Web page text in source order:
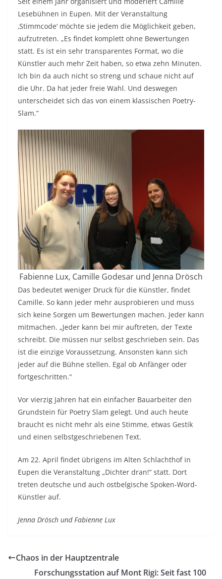
Lesebühnen in Eupen. Mit der Veranstaltung
‚Stimmcode‘ möchte sie jedem die Möglichkeit geben,
aufzutreten. „Es findet komplett ohne Bewertungen
statt. Es ist ein sehr transparentes Format, wo die
Künstler auch mehr Zeit haben, so etwa zehn Minuten.
Ich bin da auch nicht so streng und schaue nicht auf
die Uhr. Da hat jeder freie Wahl. Und deswegen
unterscheidet sich das von einem klassischen Poetry-
Slam.“
Fabienne Lux, Camille Godesar und Jenna Drösch
Das bedeutet weniger Druck für die Künstler, findet
Camille. So kann jeder mehr ausprobieren und muss
sich keine Sorgen um Bewertungen machen. Jeder kann
mitmachen. „Jeder kann bei mir auftreten, der Texte
schreibt. Die müssen nur selbst geschrieben sein. Das
ist die einzige Voraussetzung. Ansonsten kann sich
jeder auf die Bühne stellen. Egal ob Anfänger oder
fortgeschritten.“
Vor vierzig Jahren hat ein einfacher Bauarbeiter den
Grundstein für Poetry Slam gelegt. Und auch heute
braucht es nicht mehr als eine Stimme, etwas Gestik
und einen selbstgeschriebenen Text.
Am 22. April findet übrigens im Alten Schlachthof in
Eupen die Veranstaltung „Dichter dran!“ statt. Dort
treten deutsche und auch ostbelgische Spoken-Word-
Künstler auf.
Jenna Drösch und Fabienne Lux
Chaos in der Hauptzentrale
Forschungsstation auf Mont Rigi: Seit fast 100